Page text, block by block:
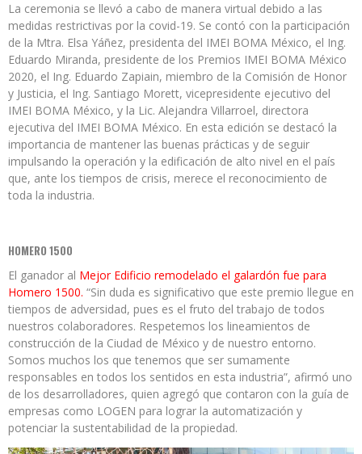
La ceremonia se llevó a cabo de manera virtual debido a las
medidas restrictivas por la covid-19. Se contó con la participación
de la Mtra. Elsa Yáñez, presidenta del IMEI BOMA México, el Ing.
Eduardo Miranda, presidente de los Premios IMEI BOMA México
2020, el Ing. Eduardo Zapiain, miembro de la Comisión de Honor
y Justicia, el Ing. Santiago Morett, vicepresidente ejecutivo del
IMEI BOMA México, y la Lic. Alejandra Villarroel, directora
ejecutiva del IMEI BOMA México. En esta edición se destacó la
importancia de mantener las buenas prácticas y de seguir
impulsando la operación y la edificación de alto nivel en el país
que, ante los tiempos de crisis, merece el reconocimiento de
toda la industria.
HOMERO 1500
El ganador al Mejor Edificio remodelado el galardón fue para
Homero 1500. “Sin duda es significativo que este premio llegue en
tiempos de adversidad, pues es el fruto del trabajo de todos
nuestros colaboradores. Respetemos los lineamientos de
construcción de la Ciudad de México y de nuestro entorno.
Somos muchos los que tenemos que ser sumamente
responsables en todos los sentidos en esta industria”, afirmó uno
de los desarrolladores, quien agregó que contaron con la guía de
empresas como LOGEN para lograr la automatización y
potenciar la sustentabilidad de la propiedad.